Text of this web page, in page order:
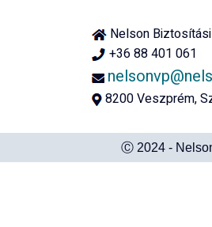
Nelson
+36 88 401 061
8200 Veszprém,
Ⓒ 2024 -